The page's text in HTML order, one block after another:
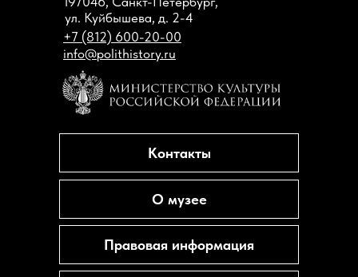
+7 (812) 600-20-00
ул. Куйбышева, д. 2-4
info@polithistory.ru
Контакты
О музее
Правовая информация